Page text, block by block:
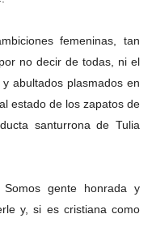
femeninas, tan
no decir de todas, ni el
abultados plasmados en
estado de los zapatos de
santurrona de Tulia
Somos gente honrada y
y, si es cristiana como